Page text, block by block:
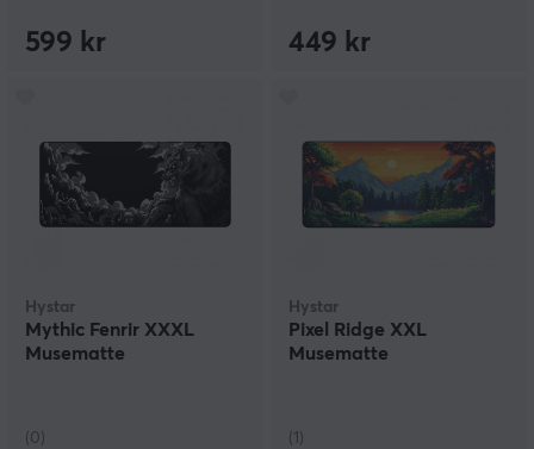
599 kr 449 kr
Hystar
Mythic Fenrir XXXL
Musematte
(0)
Hystar
Pixel Ridge XXL
Musematte
(1)